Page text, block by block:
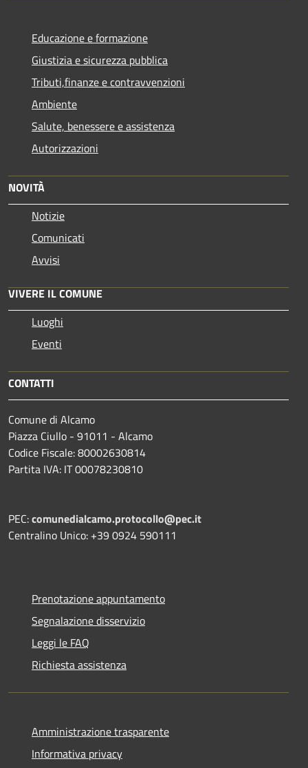
Educazione e formazione
Giustizia e sicurezza pubblica
Tributi,finanze e contravvenzioni
Ambiente
Salute, benessere e assistenza
Autorizzazioni
NOVITÀ
Notizie
Comunicati
Avvisi
VIVERE IL COMUNE
Luoghi
Eventi
CONTATTI
Comune di Alcamo
Piazza Ciullo - 91011 - Alcamo
Codice Fiscale: 80002630814
Partita IVA: IT 00078230810
PEC:comunedialcamo.protocollo@pec.it
Centralino Unico: +39 0924 590111
Prenotazione appuntamento
Segnalazione disservizio
Leggi le FAQ
Richiesta assistenza
Amministrazione trasparente
Informativa privacy